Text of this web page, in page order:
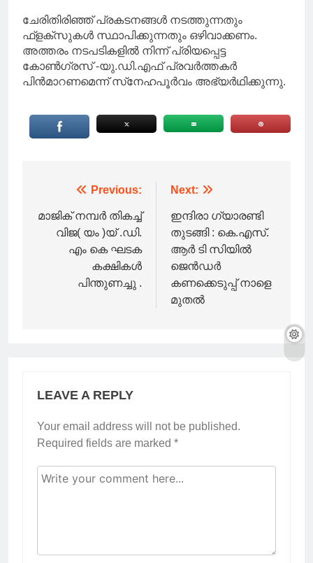
ചേരിതിരിഞ്ഞ് പ്രകടനങ്ങൾ നടത്തുന്നതും
ഫ്ളക്സുകൾ സ്ഥാപിക്കുന്നതും ഒഴിവാക്കണം.
അത്തരം നടപടികളിൽ നിന്ന് പ്രിയപ്പെട്ട
കോൺഗ്രസ് -യു.ഡി.എഫ് പ്രവർത്തകർ
പിൻമാറണമെന്ന് സ്‌നേഹപൂർവം അഭ്യർഥിക്കുന്നു.
navigation
Previous:
മാജിക് നമ്പർ തികച്ച്
വിജ( യം )യ് .ഡി.
എം കെ ഘടക
കക്ഷികൾ
പിന്തുണച്ചു .
Next:
ഇന്ദിരാ ഗ്യാരണ്ടി
തുടങ്ങി : കെ.എസ്.
ആർ ടി സിയിൽ
ജെൻഡർ
കണക്കെടുപ്പ് നാളെ
മുതൽ
LEAVE A REPLY
Your email address will not be published.
Required fields are marked *